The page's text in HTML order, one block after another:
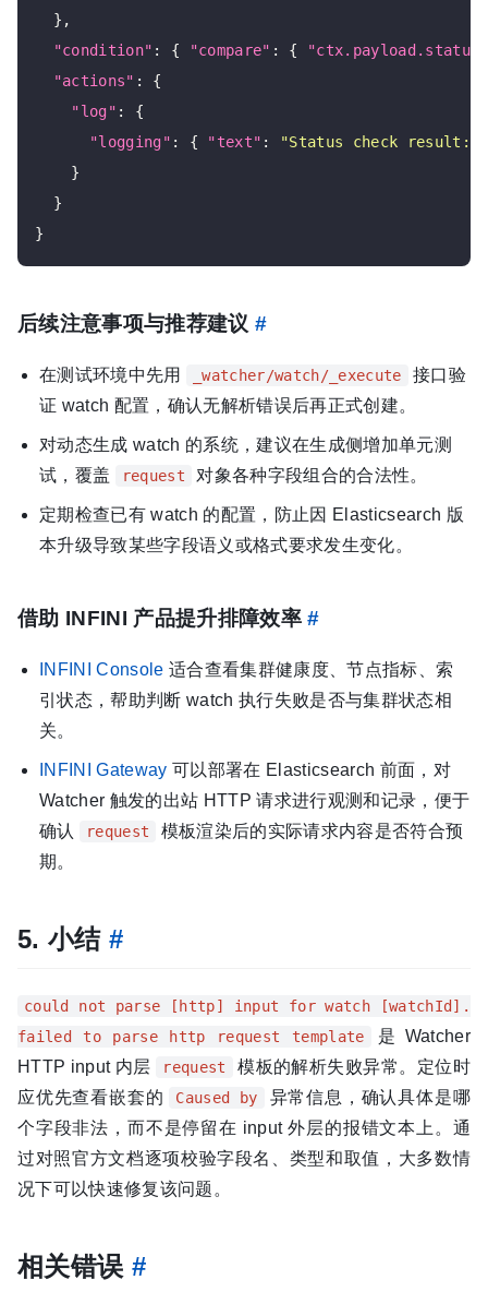
  },
"condition" : { "compare" : {
"ctx.payload.status"
"actions" : {
"log" : {
"logging" : { "text" :
"Status check result:
    }
  }
后续注意事项与推荐建议 #
在测试环境中先用 _watcher/watch/_execute
接口验
证 watch 配置，确认无解析错误后再正式创建。
对动态生成 watch 的系统，建议在生成侧增加单元测
试，覆盖
request 对象各种字段组合的合法性。
定期检查已有 watch 的配置，防止因 Elasticsearch 版
本升级导致某些字段语义或格式要求发生变化。
借助 INFINI 产品提升排障效率#
INFINI Console 适合查看集群健康度、节点指标、索
引状态，帮助判断 watch 执行失败是否与集群状态相
关。
INFINI Gateway 可以部署在 Elasticsearch 前面，对
Watcher 触发的出站 HTTP 请求进行观测和记录，便于
确认
request
模板渲染后的实际请求内容是否符合预
期。
5. 小结 #
could not parse [http] input for watch [watchId].
failed to parse http request template
是 Watcher
HTTP input 内层
request
模板的解析失败异常。定位时
应优先查看嵌套的
Caused by
异常信息，确认具体是哪
个字段非法，而不是停留在 input 外层的报错文本上。通
过对照官方文档逐项校验字段名、类型和取值，大多数情
况下可以快速修复该问题。
相关错误 #